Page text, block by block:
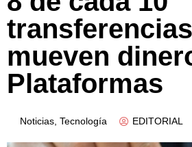
transferencias
mueven
Plataformas
Noticias, Tecnología EDITORIAL